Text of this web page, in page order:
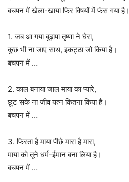
बचपन में खेला-खाया फिर विषयों में फंस गया है।
1. जब आ गया बुढ़ापा तृष्णा ने घेरा,
कुछ भी ना जाए साथ, इकट्ठा जो किया है।
बचपन में …
2. काल बनाया जाल माया का प्यारे,
छूट सके ना जीव यत्न कितना किया है।
बचपन में …
3. फिरता है माया पीछे मारा है मारा,
माया को तूने धर्म-ईमान बना लिया है।
बचपन में …